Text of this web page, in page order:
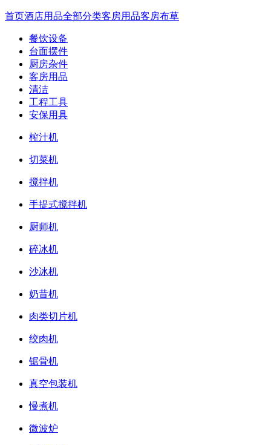
首页酒店用品全部分类客房用品客房布草
餐饮设备
台面摆件
厨房杂件
客房用品
清洁
工程工具
安保用具
榨汁机
切菜机
搅拌机
手提式搅拌机
厨师机
碎冰机
沙冰机
奶昔机
肉类切片机
绞肉机
锯骨机
真空包装机
慢煮机
微波炉